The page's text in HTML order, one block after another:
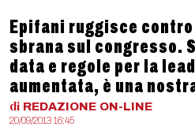
Epifani ruggisce contro
sbrana sul congresso.
data e regole per la
aumentata, è una
di REDAZIONE ON-LINE
20/09/2013 16:45